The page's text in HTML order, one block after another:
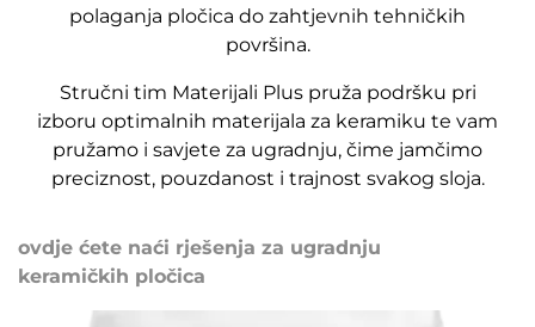
polaganja pločica do zahtjevnih tehničkih
površina.
Stručni tim Materijali Plus pruža podršku pri
izboru optimalnih materijala za keramiku te vam
pružamo i savjete za ugradnju, čime jamčimo
preciznost, pouzdanost i trajnost svakog sloja.
ovdje ćete naći rješenja za ugradnju
keramičkih pločica